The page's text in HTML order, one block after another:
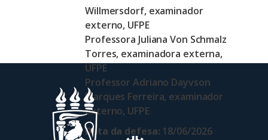
Willmersdorf, examinador
externo, UFPE
Professora Juliana Von Schmalz
Torres, examinadora externa,
UFPE
Professor Adriano Dayvson
Marques Ferreira, examinador
externo, UFPE
Data da defesa: 18/06/2026